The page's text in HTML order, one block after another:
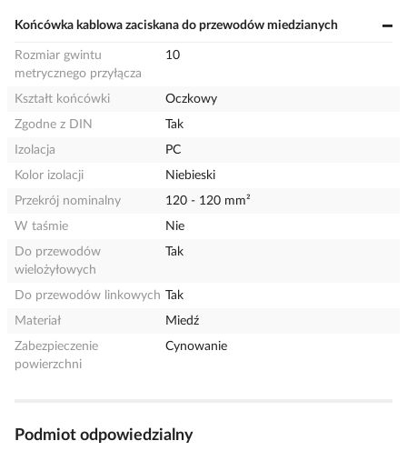
Końcówka kablowa zaciskana do przewodów miedzianych
Rozmiar gwintu
metrycznego przyłącza
10
Kształt końcówki
Oczkowy
Zgodne z DIN
Tak
Izolacja
PC
Kolor izolacji
Niebieski
Przekrój nominalny
120 - 120 mm²
W taśmie
Nie
Do przewodów
wielożyłowych
Tak
Do przewodów linkowych Tak
Materiał
Miedź
Zabezpieczenie
powierzchni
Cynowanie
Podmiot odpowiedzialny